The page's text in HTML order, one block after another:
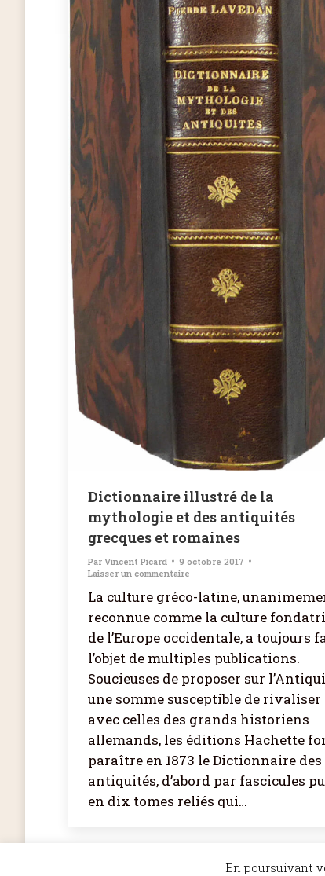
Dictionnaire illustré de la
mythologie et des antiquités
grecques et romaines
Par Vincent Picard
9 octobre 2017
Laisser un commentaire
La culture gréco-latine,
reconnue comme la culture
de l’Europe occidentale, a toujours
l’objet de multiples publications.
Soucieuses de proposer sur
une somme susceptible de rivaliser
avec celles des grands historiens
allemands, les éditions Hachette
paraître en 1873 le Dictionnaire des
antiquités, d’abord par fascicules
en dix tomes reliés qui…
Mentions légales -
En poursuivant